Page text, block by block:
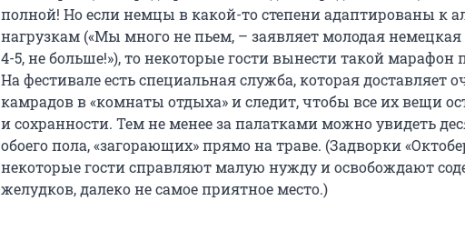
полной! Но если немцы в какой-то степени адаптированы к
нагрузкам («Мы много не пьем, – заявляет молодая
4-5, не больше!»), то некоторые гости вынести такой марафон
На фестивале есть специальная служба, которая доставляет
камрадов в «комнаты отдыха» и следит, чтобы все их вещи
и сохранности. Тем не менее за палатками можно увидеть
обоего пола, «загорающих» прямо на траве. (Задворки
некоторые гости справляют малую нужду и освобождают
желудков, далеко не самое приятное место.)